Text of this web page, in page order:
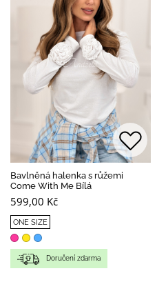
Bavlněná halenka s růžemi
Come With Me Bílá
599,00 Kč
ONE SIZE
Doručení zdarma